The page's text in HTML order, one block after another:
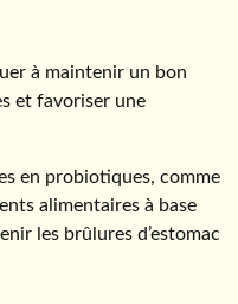
à maintenir un bon
et favoriser une
en probiotiques, comme
alimentaires à base
les brûlures d’estomac